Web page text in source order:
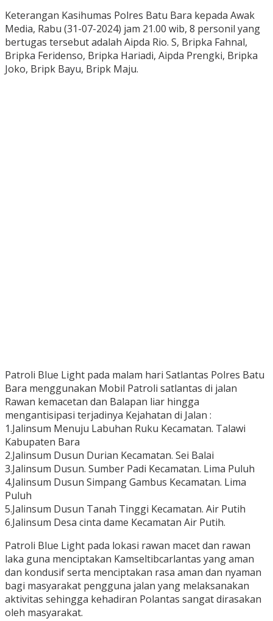
Keterangan Kasihumas Polres Batu Bara kepada Awak
Media, Rabu (31-07-2024) jam 21.00 wib, 8 personil yang
bertugas tersebut adalah Aipda Rio. S, Bripka Fahnal,
Bripka Feridenso, Bripka Hariadi, Aipda Prengki, Bripka
Joko, Bripk Bayu, Bripk Maju.
Patroli Blue Light pada malam hari Satlantas Polres Batu
Bara menggunakan Mobil Patroli satlantas di jalan
Rawan kemacetan dan Balapan liar hingga
mengantisipasi terjadinya Kejahatan di Jalan :
1.Jalinsum Menuju Labuhan Ruku Kecamatan. Talawi
Kabupaten Bara
2.Jalinsum Dusun Durian Kecamatan. Sei Balai
3.Jalinsum Dusun. Sumber Padi Kecamatan. Lima Puluh
4.Jalinsum Dusun Simpang Gambus Kecamatan. Lima
Puluh
5.Jalinsum Dusun Tanah Tinggi Kecamatan. Air Putih
6.Jalinsum Desa cinta dame Kecamatan Air Putih.
Patroli Blue Light pada lokasi rawan macet dan rawan
laka guna menciptakan Kamseltibcarlantas yang aman
dan kondusif serta menciptakan rasa aman dan nyaman
bagi masyarakat pengguna jalan yang melaksanakan
aktivitas sehingga kehadiran Polantas sangat dirasakan
oleh masyarakat.